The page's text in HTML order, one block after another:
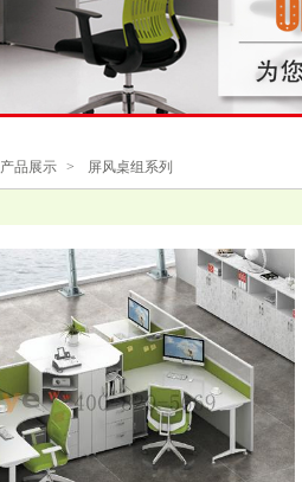
产品展示 > 屏风桌组系列